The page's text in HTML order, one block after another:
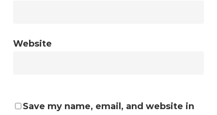
Website
Save my name, email, and website in